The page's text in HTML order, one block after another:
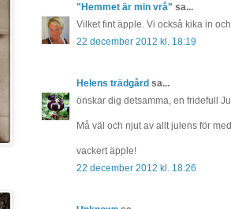
"Hemmet är min vrå" sa...
Vilket fint äpple. Vi också kika in
22 december 2012 kl. 18:19
Helens trädgård sa...
önskar dig detsamma, en fridefull
Må väl och njut av allt julens för
vackert äpple!
22 december 2012 kl. 18:26